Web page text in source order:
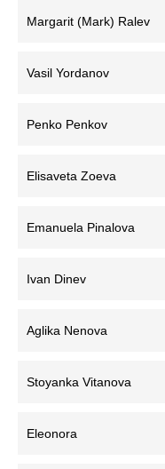
Margarit (Mark) Ralev
Vasil Yordanov
Penko Penkov
Elisaveta Zoeva
Emanuela Pinalova
Ivan Dinev
Aglika Nenova
Stoyanka Vitanova
Eleonora